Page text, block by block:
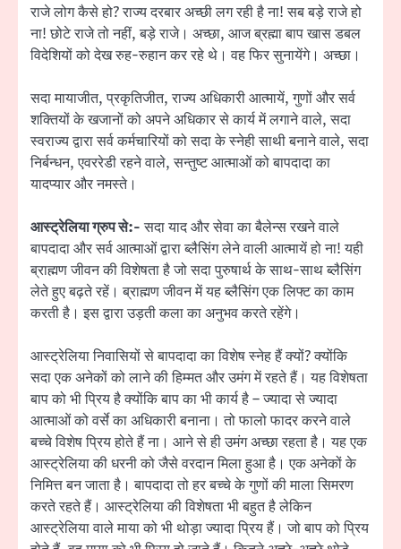
राजे लोग कैसे हो? राज्य दरबार अच्छी लग रही है ना! सब बड़े राजे हो
ना! छोटे राजे तो नहीं, बड़े राजे। अच्छा, आज ब्रह्मा बाप खास डबल
विदेशियों को देख रुह-रुहान कर रहे थे। वह फिर सुनायेंगे। अच्छा।
सदा मायाजीत, प्रकृतिजीत, राज्य अधिकारी आत्मायें, गुणों और सर्व
शक्तियों के खजानों को अपने अधिकार से कार्य में लगाने वाले, सदा
स्वराज्य द्वारा सर्व कर्मचारियों को सदा के स्नेही साथी बनाने वाले, सदा
निर्बन्धन, एवररेडी रहने वाले, सन्तुष्ट आत्माओं को बापदादा का
यादप्यार और नमस्ते।
आस्ट्रेलिया ग्रुप से:-सदा याद और सेवा का बैलेन्स रखने वाले
बापदादा और सर्व आत्माओं द्वारा ब्लैसिंग लेने वाली आत्मायें हो ना! यही
ब्राह्मण जीवन की विशेषता है जो सदा पुरुषार्थ के साथ-साथ ब्लैसिंग
लेते हुए बढ़ते रहें। ब्राह्मण जीवन में यह ब्लैसिंग एक लिफ्ट का काम
करती है। इस द्वारा उड़ती कला का अनुभव करते रहेंगे।
आस्ट्रेलिया निवासियों से बापदादा का विशेष स्नेह हैं क्यों? क्योंकि
सदा एक अनेकों को लाने की हिम्मत और उमंग में रहते हैं। यह विशेषता
बाप को भी प्रिय है क्योंकि बाप का भी कार्य है – ज्यादा से ज्यादा
आत्माओं को वर्से का अधिकारी बनाना। तो फालो फादर करने वाले
बच्चे विशेष प्रिय होते हैं ना। आने से ही उमंग अच्छा रहता है। यह एक
आस्ट्रेलिया की धरनी को जैसे वरदान मिला हुआ है। एक अनेकों के
निमित्त बन जाता है। बापदादा तो हर बच्चे के गुणों की माला सिमरण
करते रहते हैं। आस्ट्रेलिया की विशेषता भी बहुत है लेकिन
आस्ट्रेलिया वाले माया को भी थोड़ा ज्यादा प्रिय हैं। जो बाप को प्रिय